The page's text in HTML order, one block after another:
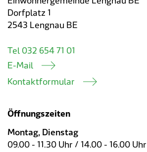
Dorfplatz 1
2543 Lengnau BE
Tel 032 654 71 01
E-Mail
Kontaktformular
Öffnungszeiten
Montag, Dienstag
09.00 - 11.30 Uhr / 14.00 - 16.00 Uhr